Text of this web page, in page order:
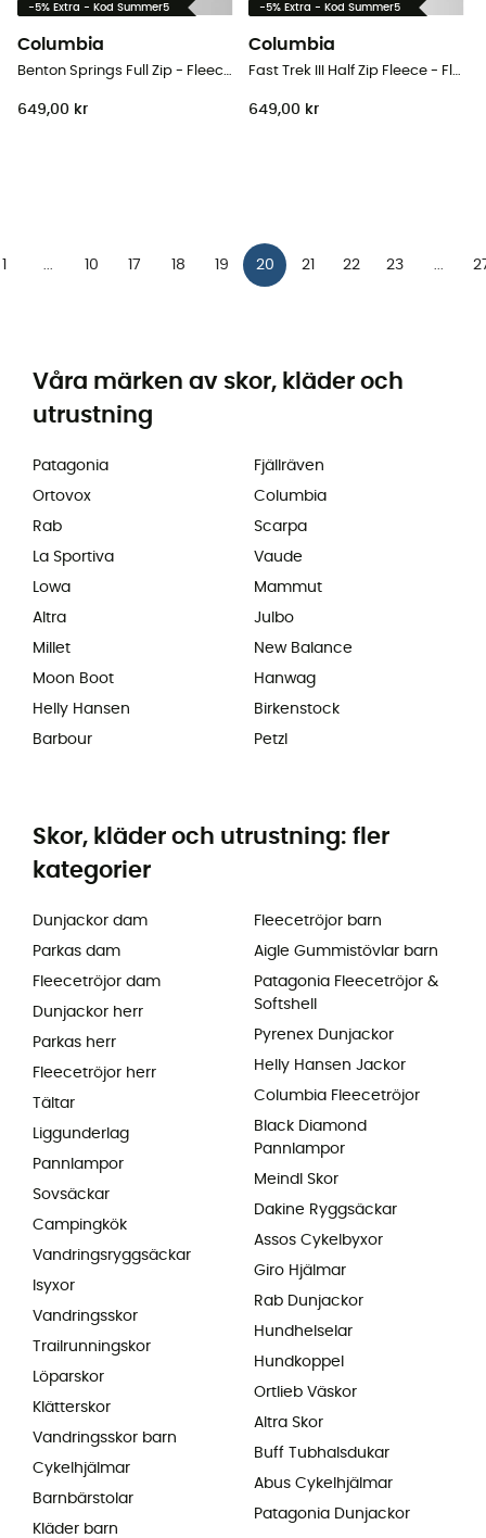
-5% Extra - Kod Summer5
Columbia
Benton Springs Full Zip - Fleecetröjor - Dam
649,00 kr
-5% Extra - Kod Summer5
Columbia
Fast Trek III Half Zip Fleece - Fleecetröjor Herr
649,00 kr
1 10 17 18 19 20 21 22 23
Våra märken av skor, kläder och
utrustning
Patagonia
Ortovox
Rab
La Sportiva
Lowa
Altra
Millet
Moon Boot
Helly Hansen
Barbour
Fjällräven
Columbia
Scarpa
Vaude
Mammut
Julbo
New Balance
Hanwag
Birkenstock
Petzl
Skor, kläder och utrustning: fler
kategorier
Dunjackor dam
Parkas dam
Fleecetröjor dam
Dunjackor herr
Parkas herr
Fleecetröjor herr
Tältar
Liggunderlag
Pannlampor
Sovsäckar
Campingkök
Vandringsryggsäckar
Isyxor
Vandringsskor
Trailrunningskor
Löparskor
Klätterskor
Vandringsskor barn
Cykelhjälmar
Barnbärstolar
Kläder barn
Fleecetröjor barn
Aigle Gummistövlar barn
Patagonia Fleecetröjor &
Softshell
Pyrenex Dunjackor
Helly Hansen Jackor
Columbia Fleecetröjor
Black Diamond
Pannlampor
Meindl Skor
Dakine Ryggsäckar
Assos Cykelbyxor
Giro Hjälmar
Rab Dunjackor
Hundhelselar
Hundkoppel
Ortlieb Väskor
Altra Skor
Buff Tubhalsdukar
Abus Cykelhjälmar
Patagonia Dunjackor